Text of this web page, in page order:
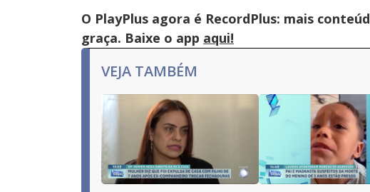
O PlayPlus agora é RecordPlus: mais
graça. Baixe o app aqui!
VEJA TAMBÉM